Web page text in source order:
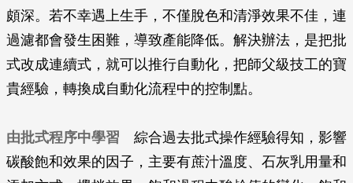
頗深。若不幸遇上生手，不僅脫色和清淨效果不佳，連
過濾都會發生困難，導致產能降低。解決辦法，是把批
式改成連續式，就可以推行自動化，把師父級技工的寶
貴經驗，轉換成自動化流程中的控制點。
由批式程序中學習 綜合過去批式操作經驗得知，影響
碳酸飽和效果的因子，主要有蔗汁溫度、石灰乳用量和